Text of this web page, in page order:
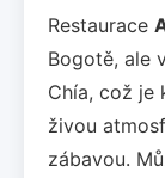
Restaurace
Bogotě, ale
Chía, což je
živou
zábavou.